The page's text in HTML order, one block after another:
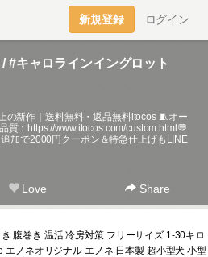
新規登録 ログイン
#キャロラインイングロット
の新作｜送料無料・返品無料itocos 🧵オー
質： https://www.itocos.com/custom.html💬
加で2000円クーポン＆特急仕上げもLINE
Love Share
腹巻き 温活 冷房対策 フリーサイズ 1-30キロ
エノネオリジナル エノネ 日本製 超小型犬 小型